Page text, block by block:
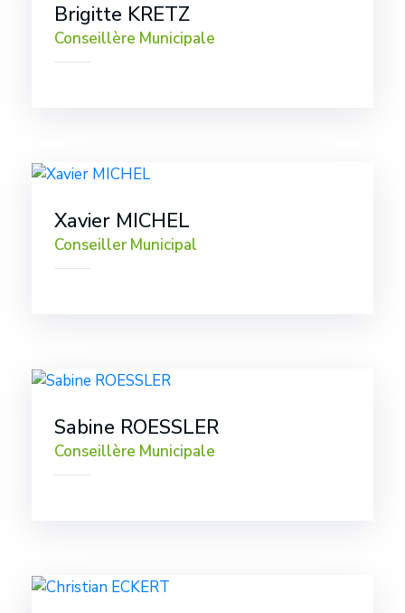
Brigitte KRETZ
Conseillère Municipale
Xavier MICHEL
Conseiller Municipal
Sabine ROESSLER
Conseillère Municipale